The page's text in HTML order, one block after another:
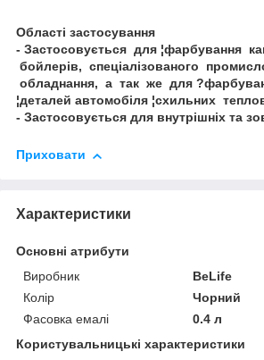
Області застосування
- Застосовується для ¦фарбування
бойлерів, спеціалізованого
обладнання, а так же для
¦деталей автомобіля ¦схильних
- Застосовується для внутрішніх та
Приховати
Характеристики
Основні атрибути
Виробник
BeLife
Колір
Чорний
Фасовка емалі
0.4 л
Користувальницькі характеристики